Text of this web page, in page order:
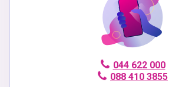
044 622 000
088 410 3855